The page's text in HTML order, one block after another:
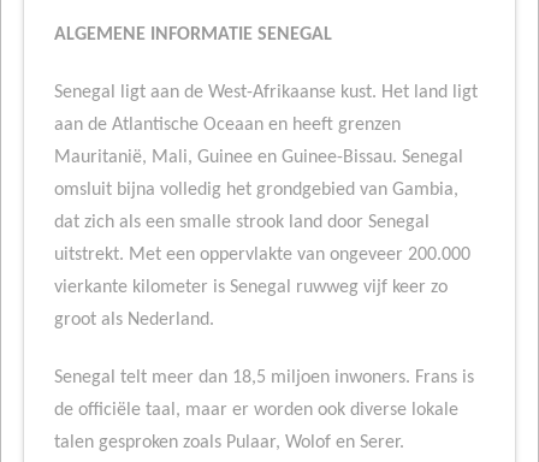
ALGEMENE INFORMATIE SENEGAL
Senegal ligt aan de West-Afrikaanse kust. Het land ligt
aan de Atlantische Oceaan en heeft grenzen
Mauritanië, Mali, Guinee en Guinee-Bissau. Senegal
omsluit bijna volledig het grondgebied van Gambia,
dat zich als een smalle strook land door Senegal
uitstrekt. Met een oppervlakte van ongeveer 200.000
vierkante kilometer is Senegal ruwweg vijf keer zo
groot als Nederland.
Senegal telt meer dan 18,5 miljoen inwoners. Frans is
de officiële taal, maar er worden ook diverse lokale
talen gesproken zoals Pulaar, Wolof en Serer.